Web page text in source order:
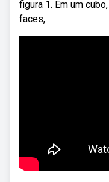
figura 1. Em um
faces,.